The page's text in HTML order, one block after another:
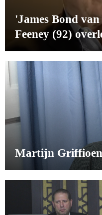
'James Bond
Feeney (92)
Martijn Griffioen